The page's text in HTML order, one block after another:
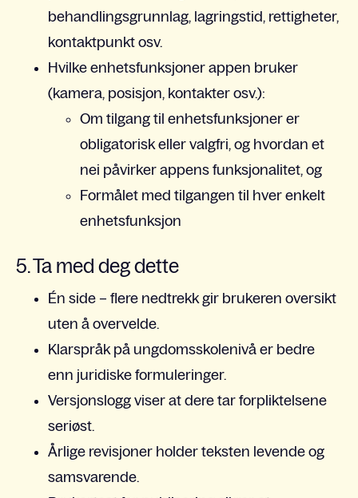
behandlingsgrunnlag, lagringstid, rettigheter,
kontaktpunkt osv.
Hvilke enhetsfunksjoner appen bruker
(kamera, posisjon, kontakter osv.):
Om tilgang til enhetsfunksjoner er
obligatorisk eller valgfri, og hvordan et
nei påvirker appens funksjonalitet, og
Formålet med tilgangen til hver enkelt
enhetsfunksjon
5. Ta med deg dette
Én side – flere nedtrekk gir brukeren oversikt
uten å overvelde.
Klarspråk på ungdomsskolenivå er bedre
enn juridiske formuleringer.
Versjonslogg viser at dere tar forpliktelsene
seriøst.
Årlige revisjoner holder teksten levende og
samsvarende.